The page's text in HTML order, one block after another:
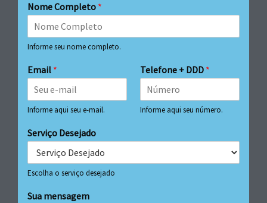
Nome Completo *
Informe seu nome completo.
Email *
Informe aqui seu e-mail.
Telefone + DDD *
Informe aqui seu número.
Serviço Desejado
Escolha o serviço desejado
Sua mensagem